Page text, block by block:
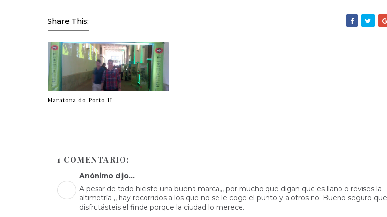
Share This:
Maratona do Porto II
1 COMENTARIO:
Anónimo dijo...
A pesar de todo hiciste una buena marca,,, por mucho que digan que es llano o revises la
altimetría ,, hay recorridos a los que no se le coge el punto y a otros no. Bueno seguro que
disfrutásteis el finde porque la ciudad lo merece.